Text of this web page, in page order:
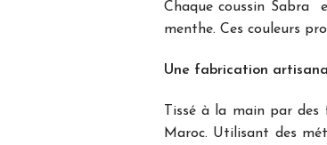
Chaque coussin Sabra
menthe. Ces couleurs
Une fabrication
Tissé à la main par des
Maroc. Utilisant des